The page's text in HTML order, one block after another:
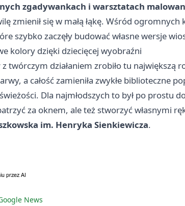
zgadywankach i warsztatach
zmienił się w małą łąkę. Wśród ogromnych
szybko zaczęły budować własne wersje
kolory dzięki dziecięcej wyobraźni
z twórczym działaniem zrobiło tu największą
a całość zamieniła zwykłe biblioteczne
Dla najmłodszych to był po prostu
za oknem, ale też stworzyć własnymi
im. Henryka Sienkiewicza.
News